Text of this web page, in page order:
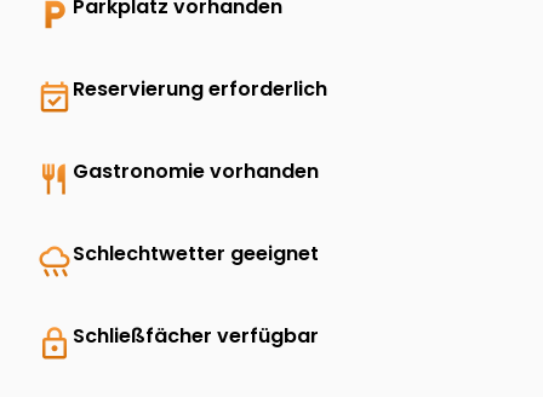
local_parking Parkplatz vorhanden
event_availableReservierung erforderlich
restaurant Gastronomie vorhanden
rainySchlechtwetter geeignet
lock Schließfächer verfügbar